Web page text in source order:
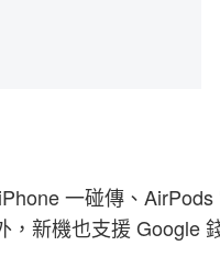
一碰傳、
新機也支援 Google